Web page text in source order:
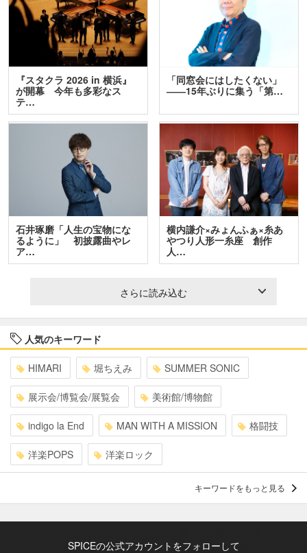
『スタクラ 2026 in 横浜』
が開幕 今年も多彩なス
テ…
「同窓会にはしたくない」
――15年ぶりに集う「第…
石井琢磨「人生の宝物にな
るように」 初披露曲やレ
ア…
横内謙介×みょんふぁ×糸あ
やつり人形一糸座 創作
人…
さらに読み込む
人気のキーワード
HIMARI 堀ちえみ SUMMER SONIC
展示会/博覧会/展覧会 美術館/博物館
indigo la End MAN WITH A MISSION 格闘技
洋楽POPS 洋楽ロック
キーワードをもっと見る
SPICEの公式アカウントをフォローして